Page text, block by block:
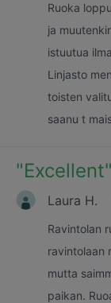
Ruoka
ja
istuutua
Linjasto
toisten
saanu t
"Excellent"
Laura H.
Ravintolan
ravintolaan
mutta
paikan.